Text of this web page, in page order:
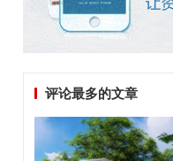
评论最多的文章